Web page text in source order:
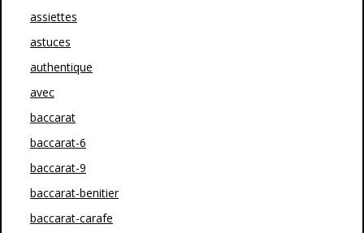
assiettes
astuces
authentique
avec
baccarat
baccarat-6
baccarat-9
baccarat-benitier
baccarat-carafe